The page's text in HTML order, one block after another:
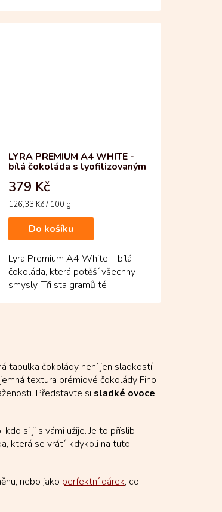
LYRA PREMIUM A4 WHITE -
bílá čokoláda s lyofilizovaným
379 Kč
Měrná
126,33 Kč / 100 g
Do košíku
Lyra Premium A4 White – bílá
čokoláda, která potěší všechny
smysly. Tři sta gramů té
tabulka čokolády není jen sladkostí,
textura prémiové čokolády Fino
Představte si sladké ovoce
si ji s vámi užije. Je to příslib
která se vrátí, kdykoli na tuto
nebo jako perfektní dárek, co